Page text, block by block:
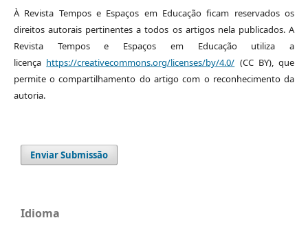
À Revista Tempos e Espaços em Educação ficam reservados os
direitos autorais pertinentes a todos os artigos nela publicados. A
Revista Tempos e Espaços em Educação utiliza a
licença https://creativecommons.org/licenses/by/4.0/ (CC BY), que
permite o compartilhamento do artigo com o reconhecimento da
autoria.
Enviar Submissão
Idioma